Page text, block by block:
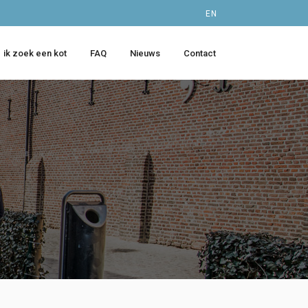
EN
ik zoek een kot FAQ Nieuws Contact